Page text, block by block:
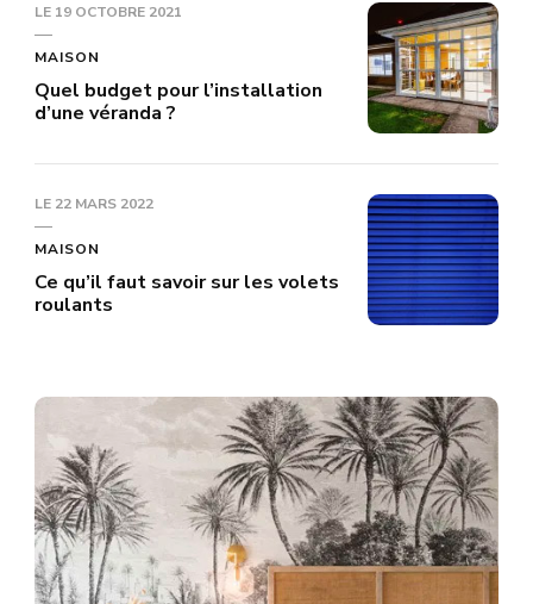
LE 19 OCTOBRE 2021
MAISON
Quel budget pour l’installation
d’une véranda ?
LE 22 MARS 2022
MAISON
Ce qu’il faut savoir sur les volets
roulants